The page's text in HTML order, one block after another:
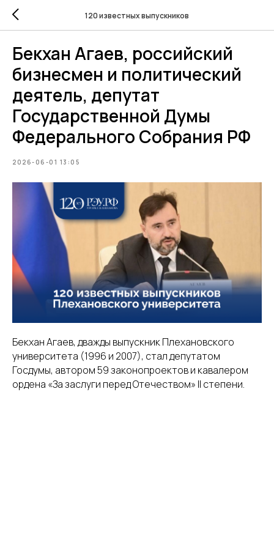
120 известных выпускников
Бекхан Агаев, российский
бизнесмен и политический
деятель, депутат
Государственной Думы
Федерального Собрания РФ
2026-06-01 13:05
Бекхан Агаев, дважды выпускник Плехановского
университета (1996 и 2007), стал депутатом
Госдумы, автором 59 законопроектов и кавалером
ордена «За заслуги перед Отечеством» II степени.